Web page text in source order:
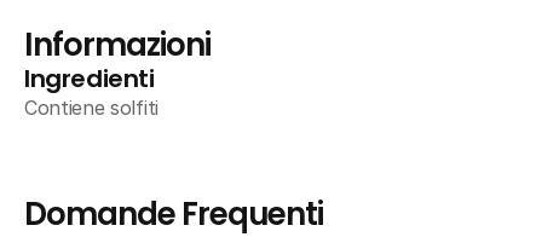
Informazioni
Ingredienti
Contiene solfiti
Domande Frequenti